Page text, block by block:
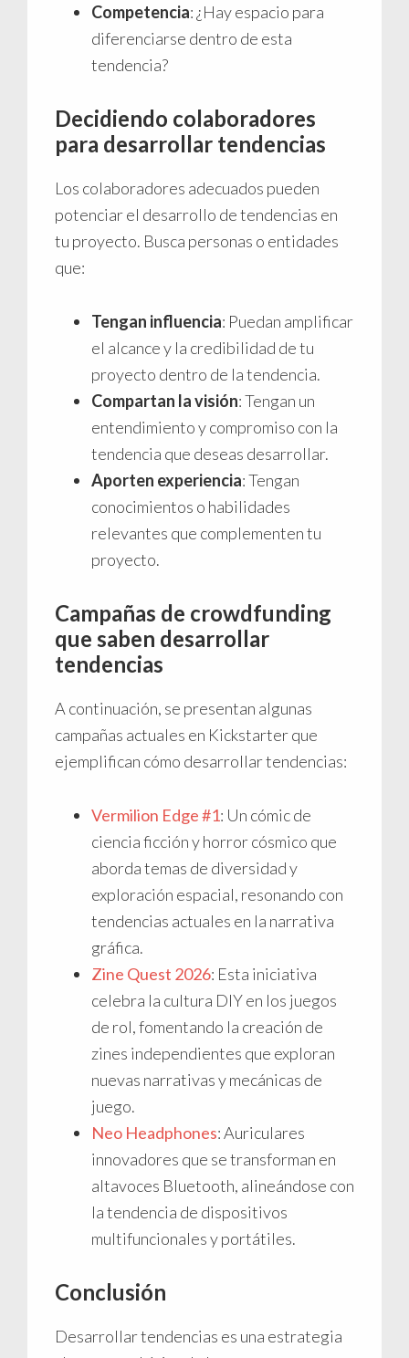
Competencia: ¿Hay espacio para
diferenciarse dentro de esta
tendencia?
Decidiendo colaboradores
para desarrollar tendencias
Los colaboradores adecuados pueden
potenciar el desarrollo de tendencias en
tu proyecto. Busca personas o entidades
que:
Tengan influencia: Puedan amplificar
el alcance y la credibilidad de tu
proyecto dentro de la tendencia.
Compartan la visión: Tengan un
entendimiento y compromiso con la
tendencia que deseas desarrollar.
Aporten experiencia: Tengan
conocimientos o habilidades
relevantes que complementen tu
proyecto.
Campañas de crowdfunding
que saben desarrollar
tendencias
A continuación, se presentan algunas
campañas actuales en Kickstarter que
ejemplifican cómo desarrollar tendencias:
Vermilion Edge #1: Un cómic de
ciencia ficción y horror cósmico que
aborda temas de diversidad y
exploración espacial, resonando con
tendencias actuales en la narrativa
gráfica.
Zine Quest 2026: Esta iniciativa
celebra la cultura DIY en los juegos
de rol, fomentando la creación de
zines independientes que exploran
nuevas narrativas y mecánicas de
juego.
Neo Headphones: Auriculares
innovadores que se transforman en
altavoces Bluetooth, alineándose con
la tendencia de dispositivos
multifuncionales y portátiles.
Conclusión
Desarrollar tendencias es una estrategia